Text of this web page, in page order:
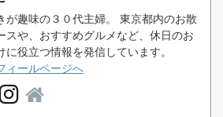
が趣味の３０代主婦。 東京都内のお散
スや、おすすめグルメなど、休日のお
に役立つ情報を発信しています。
ィールページへ